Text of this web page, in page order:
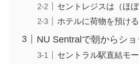
セントレジスは（ほ
ホテルに荷物を預ける
NU Sentralで朝からシ
セントラル駅直結モ